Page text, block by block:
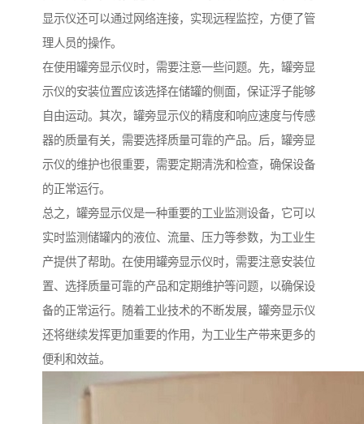
显示仪还可以通过网络连接，实现远程监控，方便了管
理人员的操作。
在使用罐旁显示仪时，需要注意一些问题。先，罐旁显
示仪的安装位置应该选择在储罐的侧面，保证浮子能够
自由运动。其次，罐旁显示仪的精度和响应速度与传感
器的质量有关，需要选择质量可靠的产品。后，罐旁显
示仪的维护也很重要，需要定期清洗和检查，确保设备
的正常运行。
总之，罐旁显示仪是一种重要的工业监测设备，它可以
实时监测储罐内的液位、流量、压力等参数，为工业生
产提供了帮助。在使用罐旁显示仪时，需要注意安装位
置、选择质量可靠的产品和定期维护等问题，以确保设
备的正常运行。随着工业技术的不断发展，罐旁显示仪
还将继续发挥更加重要的作用，为工业生产带来更多的
便利和效益。